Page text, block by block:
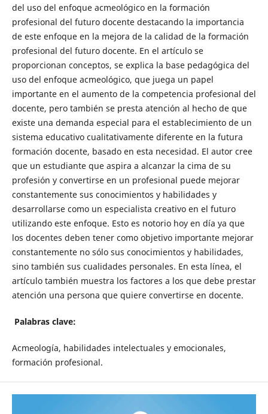
del uso del enfoque acmeológico en la formación
profesional del futuro docente destacando la importancia
de este enfoque en la mejora de la calidad de la formación
profesional del futuro docente. En el artículo se
proporcionan conceptos, se explica la base pedagógica del
uso del enfoque acmeológico, que juega un papel
importante en el aumento de la competencia profesional del
docente, pero también se presta atención al hecho de que
existe una demanda especial para el establecimiento de un
sistema educativo cualitativamente diferente en la futura
formación docente, basado en esta necesidad. El autor cree
que un estudiante que aspira a alcanzar la cima de su
profesión y convertirse en un profesional puede mejorar
constantemente sus conocimientos y habilidades y
desarrollarse como un especialista creativo en el futuro
utilizando este enfoque. Esto es notorio hoy en día ya que
los docentes deben tener como objetivo importante mejorar
constantemente no sólo sus conocimientos y habilidades,
sino también sus cualidades personales. En esta línea, el
artículo también muestra los factores a los que debe prestar
atención una persona que quiere convertirse en docente.
Palabras clave:
Acmeología, habilidades intelectuales y emocionales,
formación profesional.